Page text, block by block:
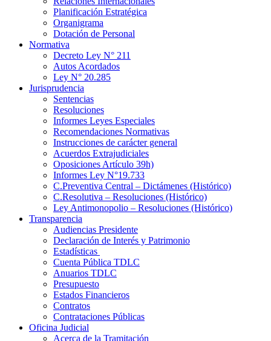
Planificación Estratégica
Organigrama
Dotación de Personal
Normativa
Decreto Ley N° 211
Autos Acordados
Ley N° 20.285
Jurisprudencia
Sentencias
Resoluciones
Informes Leyes Especiales
Recomendaciones Normativas
Instrucciones de carácter general
Acuerdos Extrajudiciales
Oposiciones Artículo 39h)
Informes Ley N°19.733
C.Preventiva Central – Dictámenes (Histórico)
C.Resolutiva – Resoluciones (Histórico)
Ley Antimonopolio – Resoluciones (Histórico)
Transparencia
Audiencias Presidente
Declaración de Interés y Patrimonio
Estadísticas
Cuenta Pública TDLC
Anuarios TDLC
Presupuesto
Estados Financieros
Contratos
Contrataciones Públicas
Oficina Judicial
Acerca de la Tramitación